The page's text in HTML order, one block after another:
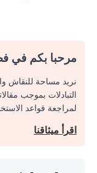
مرحبا بكم في
نريد مساحة للنقاش
التبادلات بموجب
لمراجعة قواعد
اقرأ ميثاقنا